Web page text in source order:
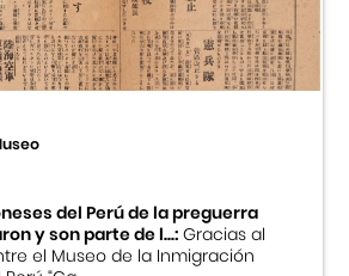
del Perú de la preguerra
y son parte de l...:Gracias al
el Museo de la Inmigración